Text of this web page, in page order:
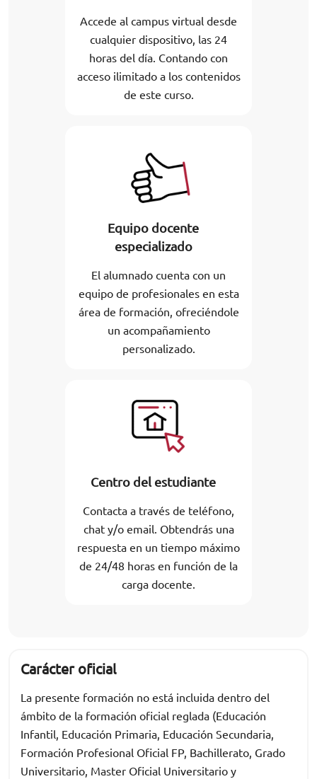
Accede al campus virtual desde
cualquier dispositivo, las 24
horas del día. Contando con
acceso ilimitado a los contenidos
de este curso.
Equipo docente
especializado
El alumnado cuenta con un
equipo de profesionales en esta
área de formación, ofreciéndole
un acompañamiento
personalizado.
Centro del estudiante
Contacta a través de teléfono,
chat y/o email. Obtendrás una
respuesta en un tiempo máximo
de 24/48 horas en función de la
carga docente.
Carácter oficial
La presente formación no está incluida dentro del
ámbito de la formación oficial reglada (Educación
Infantil, Educación Primaria, Educación Secundaria,
Formación Profesional Oficial FP, Bachillerato, Grado
Universitario, Master Oficial Universitario y